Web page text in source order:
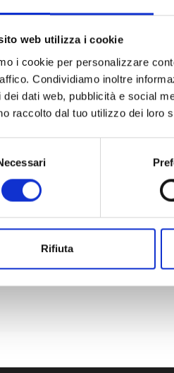
web utilizza i cookie
i cookie per personalizzare
Condividiamo inoltre
dei dati web, pubblicità e social
raccolto dal tuo utilizzo dei loro
Rifiuta
a tutte le tue
priorità. Contattaci ora.